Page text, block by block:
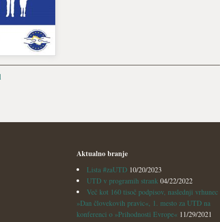
Aktualno branje
Lista #zaUTD 10/20/2023
UTD v programih strank 04/22/2022
Več kot 160 tisoč podpisov, naslednji vrhunec
»Dan človekovih pravic«, 1. mesto za UTD na
konferenci o »Prihodnosti Evrope« 11/29/2021